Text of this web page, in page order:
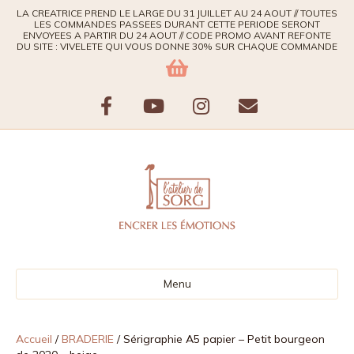
LA CREATRICE PREND LE LARGE DU 31 JUILLET AU 24 AOUT // TOUTES
LES COMMANDES PASSEES DURANT CETTE PERIODE SERONT
ENVOYEES A PARTIR DU 24 AOUT // CODE PROMO AVANT REFONTE
DU SITE : VIVELETE QUI VOUS DONNE 30% SUR CHAQUE COMMANDE
F
o
o
Y
u
t
b
e
I
s
t
g
r
E
Menu
Accueil /BRADERIE / Sérigraphie A5 papier – Petit bourgeon